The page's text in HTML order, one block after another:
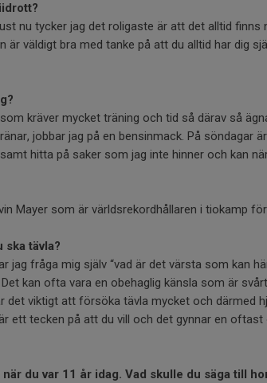
nu tycker jag det roligaste är att det alltid finns
väldigt bra med tanke på att du alltid har dig
kräver mycket träning och tid så därav så
jobbar jag på en bensinmack. På söndagar
hitta på saker som jag inte hinner och kan
Mayer som är världsrekordhållaren i tiokamp
ska tävla?
jag fråga mig själv “vad är det värsta som kan
Det kan ofta vara en obehaglig känsla som är
det viktigt att försöka tävla mycket och därmed
ett tecken på att du vill och det gynnar en
du var 11 år idag. Vad skulle du säga till